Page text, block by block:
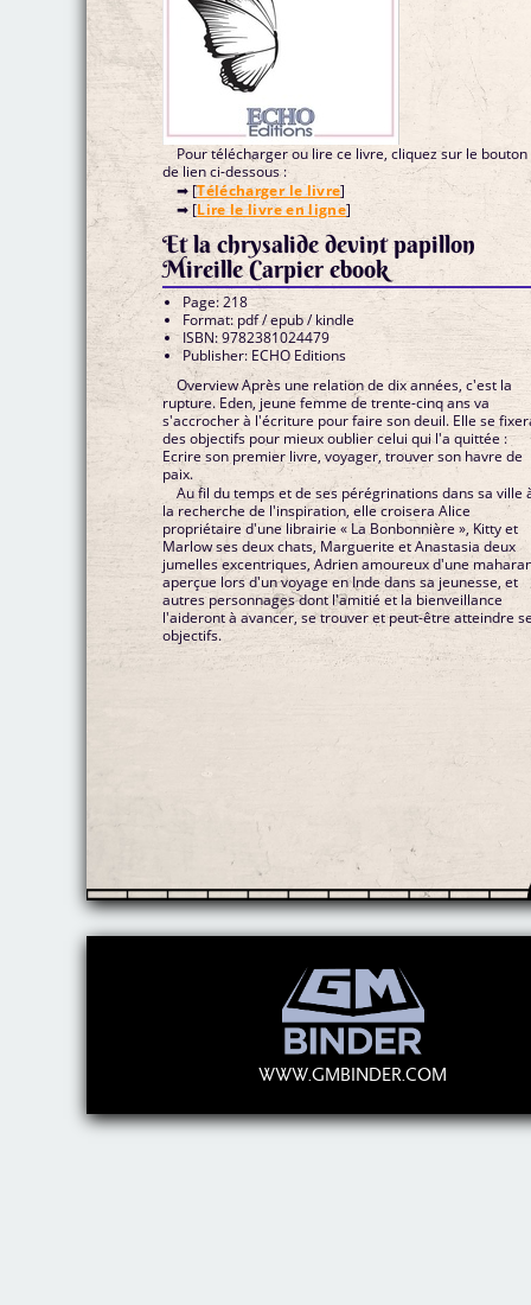
Pour télécharger ou lire ce livre, cliquez sur le bouton
de lien ci-dessous :
➡ [Télécharger le livre]
➡ [Lire le livre en ligne]
Et la chrysalide devint papillon
Mireille Carpier ebook
Page: 218
Format: pdf / epub / kindle
ISBN: 9782381024479
Publisher: ECHO Editions
Overview Après une relation de dix années, c'est la
rupture. Eden, jeune femme de trente-cinq ans va
s'accrocher à l'écriture pour faire son deuil. Elle se
des objectifs pour mieux oublier celui qui l'a quittée :
Ecrire son premier livre, voyager, trouver son havre de
paix.
Au fil du temps et de ses pérégrinations dans sa ville
la recherche de l'inspiration, elle croisera Alice
propriétaire d'une librairie « La Bonbonnière », Kitty et
Marlow ses deux chats, Marguerite et Anastasia deux
jumelles excentriques, Adrien amoureux d'une
aperçue lors d'un voyage en Inde dans sa jeunesse, et
autres personnages dont l'amitié et la bienveillance
l'aideront à avancer, se trouver et peut-être atteindre
objectifs.
WWW.GMBINDER.COM